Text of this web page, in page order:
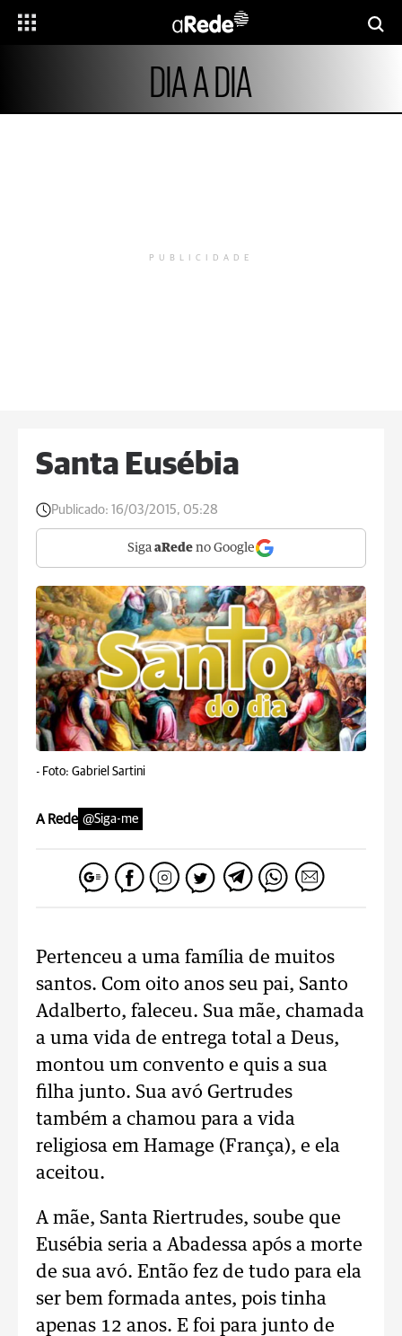
DIA A DIA
PUBLICIDADE
Santa Eusébia
Publicado: 16/03/2015, 05:28
Siga aRede no Google
- Foto: Gabriel Sartini
A Rede @Siga-me
Pertenceu a uma família de muitos
santos. Com oito anos seu pai, Santo
Adalberto, faleceu. Sua mãe, chamada
a uma vida de entrega total a Deus,
montou um convento e quis a sua
filha junto. Sua avó Gertrudes
também a chamou para a vida
religiosa em Hamage (França), e ela
aceitou.
A mãe, Santa Riertrudes, soube que
Eusébia seria a Abadessa após a morte
de sua avó. Então fez de tudo para ela
ser bem formada antes, pois tinha
apenas 12 anos. E foi para junto de